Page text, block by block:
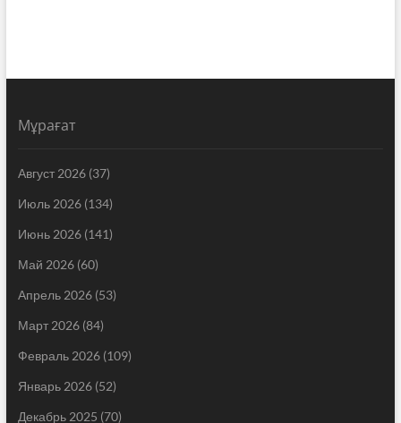
Мұрағат
Август 2026(37)
Июль 2026(134)
Июнь 2026(141)
Май 2026(60)
Апрель 2026(53)
Март 2026(84)
Февраль 2026(109)
Январь 2026(52)
Декабрь 2025 (70)